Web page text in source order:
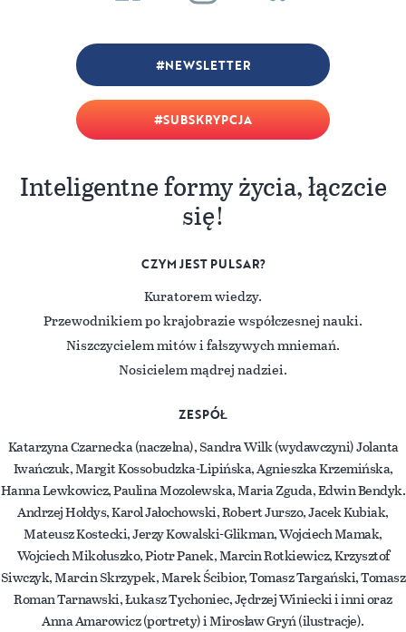
SUBSKRYPCJA
NEWSLETTER
Inteligentne formy życia, łączcie
się!
CZYM JEST PULSAR?
Kuratorem wiedzy.
Przewodnikiem po krajobrazie współczesnej nauki.
Niszczycielem mitów i fałszywych mniemań.
Nosicielem mądrej nadziei.
ZESPÓŁ
Katarzyna Czarnecka (naczelna), Sandra Wilk (wydawczyni) Jolanta
Iwańczuk, Margit Kossobudzka-Lipińska, Agnieszka Krzemińska,
Hanna Lewkowicz, Paulina Mozolewska, Maria Zguda, Edwin Bendyk.
Andrzej Hołdys, Karol Jałochowski, Robert Jurszo, Jacek Kubiak,
Mateusz Kostecki, Jerzy Kowalski-Glikman, Wojciech Mamak,
Wojciech Mikołuszko, Piotr Panek, Marcin Rotkiewicz, Krzysztof
Siwczyk, Marcin Skrzypek, Marek Ścibior, Tomasz Targański, Tomasz
Roman Tarnawski, Łukasz Tychoniec, Jędrzej Winiecki i inni oraz
Anna Amarowicz (portrety) i Mirosław Gryń (ilustracje).